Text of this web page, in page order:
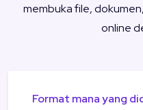
membuka file,
online
Format mana yang